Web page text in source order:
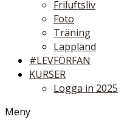
Friluftsliv
Foto
Träning
Lappland
#LEVFÖRFAN
KURSER
Logga in 2025
Meny